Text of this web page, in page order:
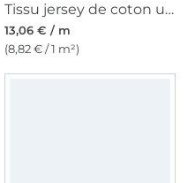
Tissu jersey de coton uni, bleu clair
13,06 € / m
(8,82 € / 1 m²)